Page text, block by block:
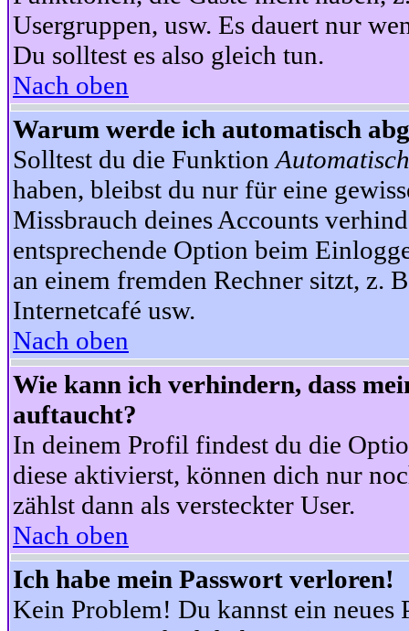
Usergruppen, usw. Es dauert nur
Du solltest es also gleich tun.
Nach oben
Warum werde ich automatisch
Solltest du die Funktion
haben, bleibst du nur für eine
Missbrauch deines Accounts
entsprechende Option beim
an einem fremden Rechner sitzt, z.
Internetcafé usw.
Nach oben
Wie kann ich verhindern, dass
auftaucht?
In deinem Profil findest du die
diese aktivierst, können dich nur
zählst dann als versteckter User.
Nach oben
Ich habe mein Passwort verloren!
Kein Problem! Du kannst ein neues